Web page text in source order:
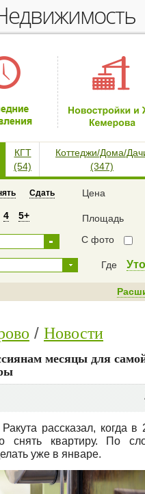
недвижимость
КГТ
(54)
Коттеджи/Дома/
(347)
Сдать Цена
4 5+ Площадь
С фото
Где
Новости
месяцы для
рассказал, когда в
снять квартиру. По
уже в январе.